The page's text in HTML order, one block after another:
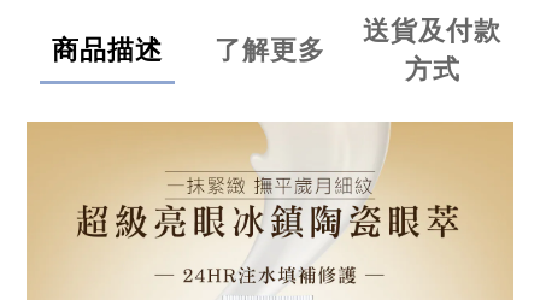
商品描述 了解更多
送貨及付款
方式